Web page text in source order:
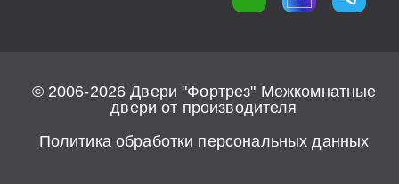
© 2006-2026 Двери "Фортрез" Межкомнатные
двери от производителя
Политика обработки персональных данных